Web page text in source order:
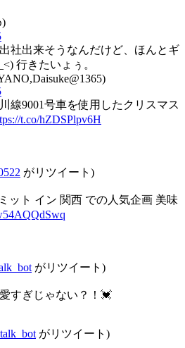
)
社出来そうなんだけど、ほんとギ
行きたいょぅ。
線9001号車を使用したクリスマス
t.co/hZDSPlpv6H
がリツイート)
ット イン 関西 での人気企画 美味
がリツイート)
すぎじゃない？！💓
がリツイート)